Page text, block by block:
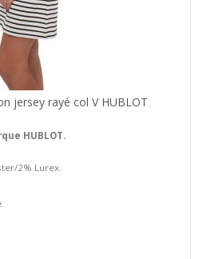
jersey rayé col V HUBLOT
HUBLOT.
2% Lurex.